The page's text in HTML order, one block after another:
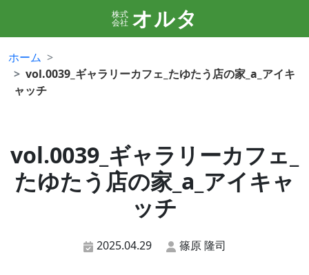
株式
会社 オルタ
ホーム
vol.0039_ギャラリーカフェ_たゆたう店の家_a_アイキ
ャッチ
vol.0039_ギャラリーカフェ_
たゆたう店の家_a_アイキャ
ッチ
2025.04.29 篠原 隆司